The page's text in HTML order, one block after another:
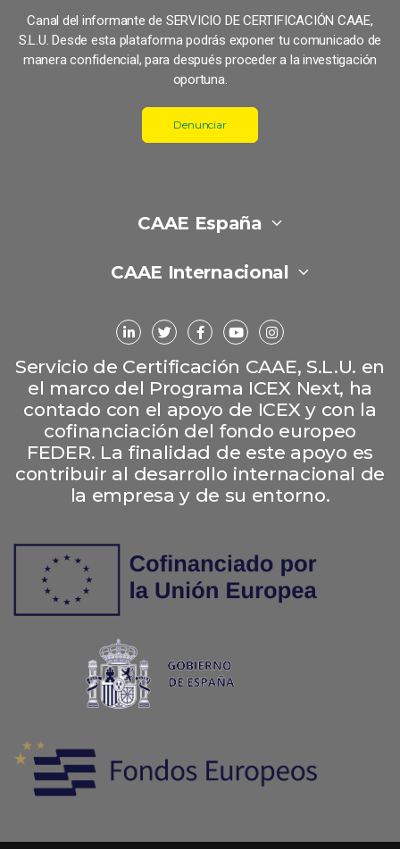
Canal del informante de SERVICIO DE CERTIFICACIÓN CAAE,
S.L.U. Desde esta plataforma podrás exponer tu comunicado de
manera confidencial, para después proceder a la investigación
oportuna.
Denunciar
CAAE España
CAAE Internacional
Servicio de Certificación CAAE, S.L.U. en
el marco del Programa ICEX Next, ha
contado con el apoyo de ICEX y con la
cofinanciación del fondo europeo
FEDER. La finalidad de este apoyo es
contribuir al desarrollo internacional de
la empresa y de su entorno.